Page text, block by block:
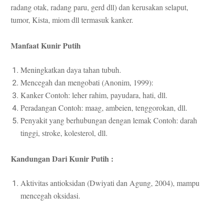
radang otak, radang paru, gerd dll) dan kerusakan selaput,
tumor, Kista, miom dll termasuk kanker.
Manfaat Kunir Putih
Meningkatkan daya tahan tubuh.
Mencegah dan mengobati (Anonim, 1999):
Kanker Contoh: leher rahim, payudara, hati, dll.
Peradangan Contoh: maag, ambeien, tenggorokan, dll.
Penyakit yang berhubungan dengan lemak Contoh: darah
tinggi, stroke, kolesterol, dll.
Kandungan Dari Kunir Putih :
Aktivitas antioksidan (Dwiyati dan Agung, 2004), mampu
mencegah oksidasi.